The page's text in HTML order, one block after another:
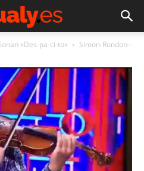
«Des-pa-ci-to»
Simon-Rondon--